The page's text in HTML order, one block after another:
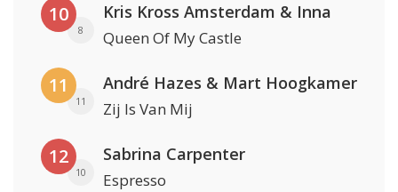
10
8
Kris Kross Amsterdam & Inna
Queen Of My Castle
11
11
André Hazes & Mart Hoogkamer
Zij Is Van Mij
12
10
Sabrina Carpenter
Espresso